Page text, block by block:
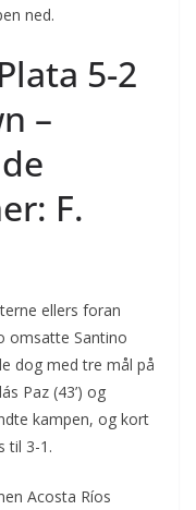
ned.
5-2
–
F.
ellers foran
omsatte Santino
dog med tre mål på
Paz (43’) og
kampen, og kort
til 3-1.
Acosta Ríos